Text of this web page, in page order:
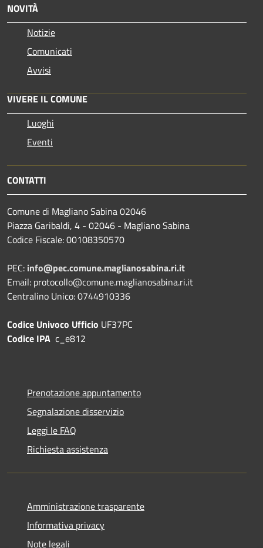
NOVITÀ
Notizie
Comunicati
Avvisi
VIVERE IL COMUNE
Luoghi
Eventi
CONTATTI
Comune di Magliano Sabina 02046
Piazza Garibaldi, 4 - 02046 - Magliano Sabina
Codice Fiscale: 00108350570
PEC: info@pec.comune.maglianosabina.ri.it
Email: protocollo@comune.maglianosabina.ri.it
Centralino Unico: 0744910336
Codice Univoco Ufficio UF37PC
Codice IPA c_e812
Prenotazione appuntamento
Segnalazione disservizio
Leggi le FAQ
Richiesta assistenza
Amministrazione trasparente
Informativa privacy
Note legali